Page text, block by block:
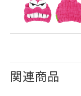
関連商品